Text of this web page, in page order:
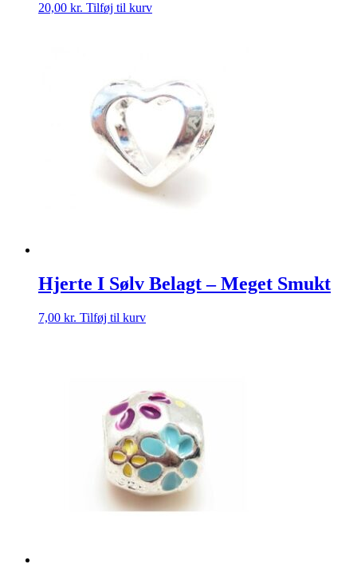
20,00 kr. Tilføj til kurv
Hjerte I Sølv Belagt – Meget Smukt
7,00 kr. Tilføj til kurv